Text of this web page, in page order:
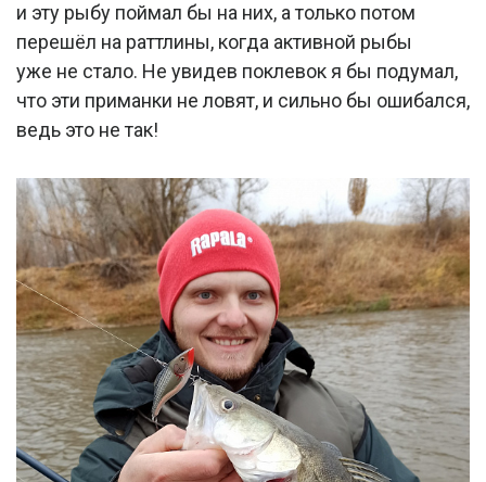
и эту рыбу поймал бы на них, а только потом
перешёл на раттлины, когда активной рыбы
уже не стало. Не увидев поклевок я бы подумал,
что эти приманки не ловят, и сильно бы ошибался,
ведь это не так!